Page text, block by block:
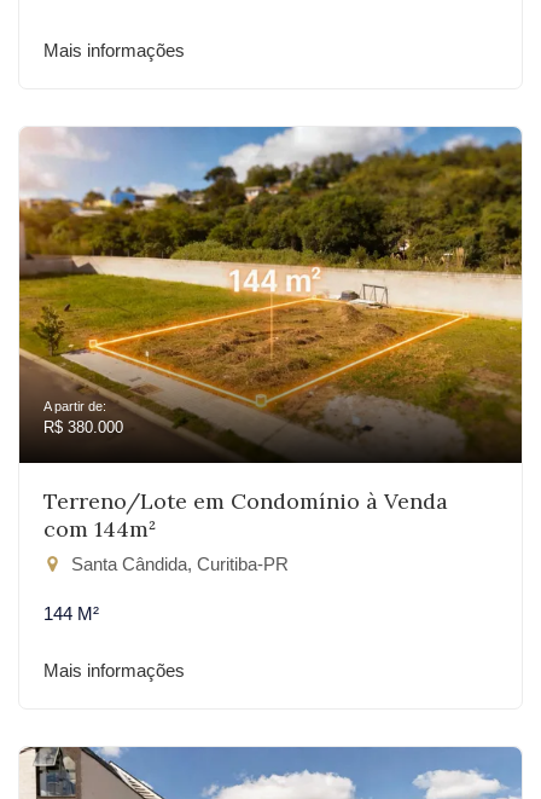
Mais informações
A partir de:
R$ 380.000
Terreno/Lote em Condomínio à Venda
com 144m²
Santa Cândida, Curitiba-PR
144 M²
Mais informações